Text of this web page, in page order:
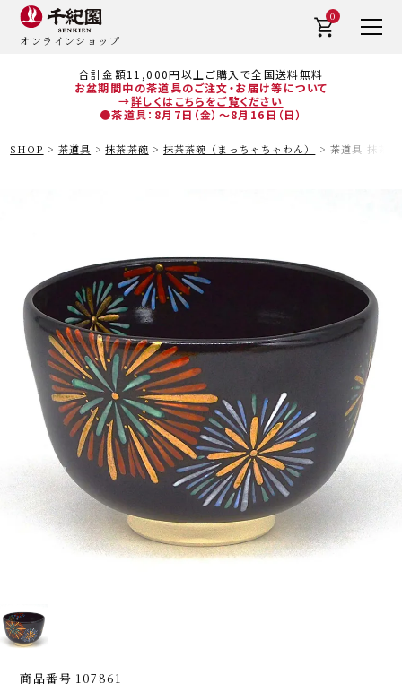
合計金額11,000円以上ご購入で全国送料無料
お盆期間中の茶道具のご注文・お届け等について
→詳しくはこちらをご覧ください
●茶道具：8月7日（金）～8月16日（日）
オンラインショップ
0
SHOP 茶道具 抹茶茶碗 抹茶茶碗（まっちゃちゃわん） 茶道具 抹茶
商品番号 107861